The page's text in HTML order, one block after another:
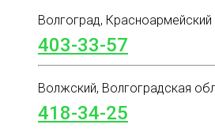
Волгоград, Красноармейский
403-33-57
Волжский, Волгоградская
418-34-25